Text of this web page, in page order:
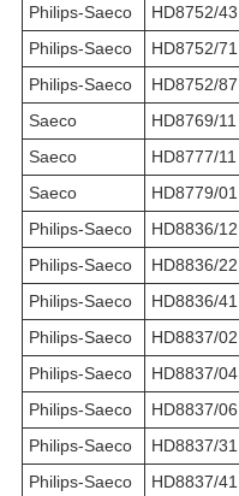
Philips-Saeco
HD8752/43
Philips-Saeco
HD8752/71
Philips-Saeco
HD8752/87
Saeco
HD8769/11
Saeco
HD8777/11
Saeco
HD8779/01
Philips-Saeco
HD8836/12
Philips-Saeco
HD8836/22
Philips-Saeco
HD8836/41
Philips-Saeco
HD8837/02
Philips-Saeco
HD8837/04
Philips-Saeco
HD8837/06
Philips-Saeco
HD8837/31
Philips-Saeco
HD8837/41